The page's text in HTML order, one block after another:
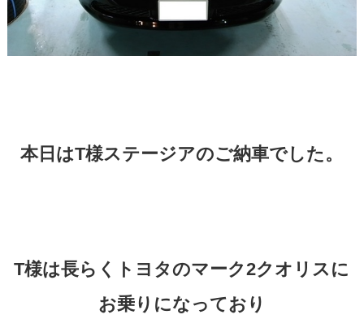
本日はT様ステージアのご納車でした。
T様は長らくトヨタのマーク2クオリスに
お乗りになっており